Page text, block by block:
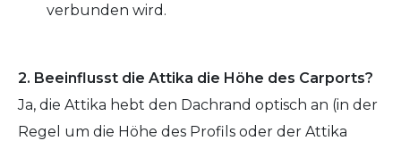
verbunden wird.
2. Beeinflusst die Attika die Höhe des Carports?
Ja, die Attika hebt den Dachrand optisch an (in der
Regel um die Höhe des Profils oder der Attika